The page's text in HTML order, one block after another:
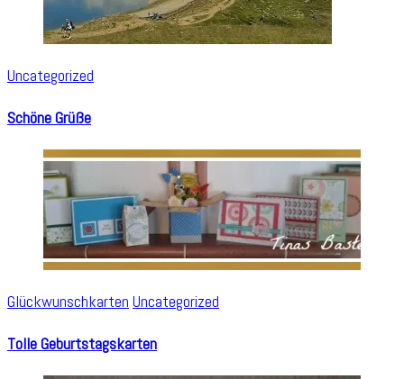
Uncategorized
Schöne Grüße
Glückwunschkarten Uncategorized
Tolle Geburtstagskarten